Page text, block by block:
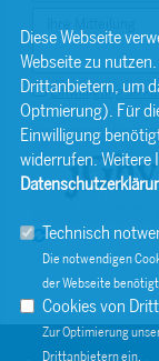
Diese Webseite
Webseite zu
Drittanbietern, um
Optmierung). Für
Einwilligung
widerrufen. Weitere
Technisch
Die notwendigen
der Webseite
Cookies von
Zur Optimierung
Drittanbietern ein.